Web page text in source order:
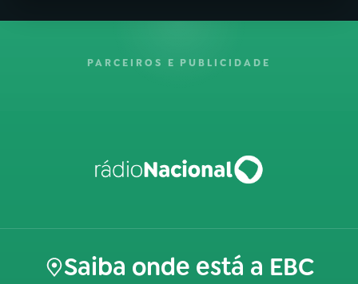
PARCEIROS E PUBLICIDADE
Saiba onde está a EBC